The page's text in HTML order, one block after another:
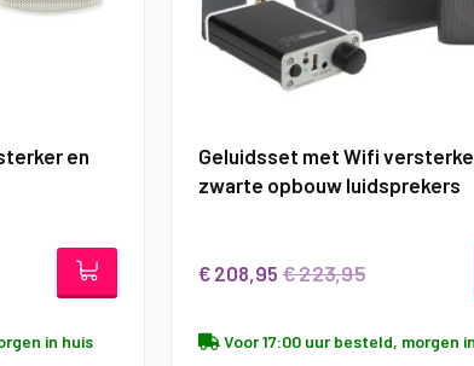
en
in huis
Geluidsset met Wifi
zwarte opbouw luidsprekers
€ 208,95 € 223,95
Voor 17:00 uur besteld, morgen